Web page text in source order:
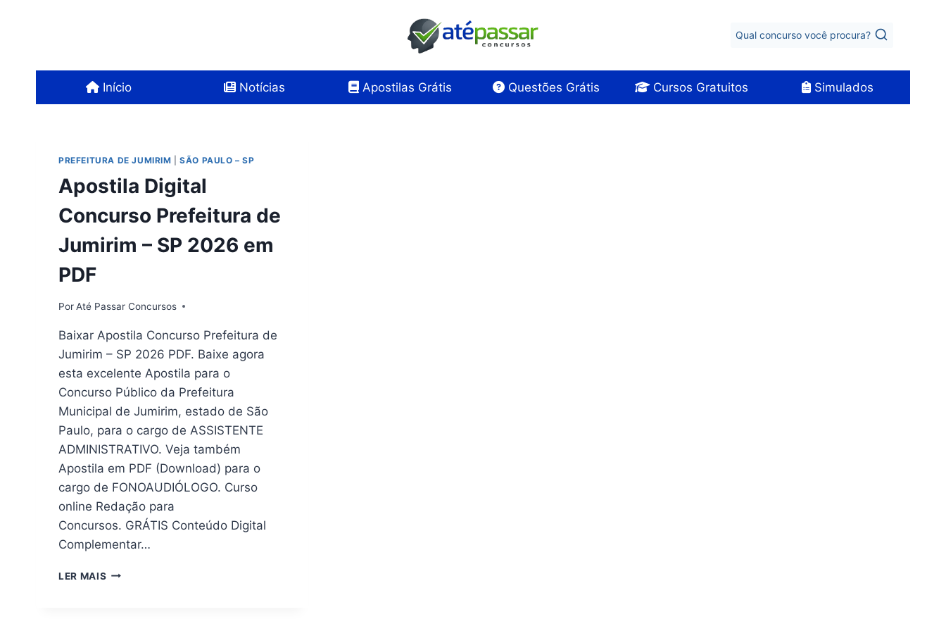
Qual concurso você procura?
Início Notícias Apostilas Grátis Questões Grátis Cursos Gratuitos Simulados
PREFEITURA DE JUMIRIM |SÃO PAULO – SP
Apostila Digital
Concurso Prefeitura de
Jumirim – SP 2026 em
PDF
PorAté Passar Concursos
Baixar Apostila Concurso Prefeitura de
Jumirim – SP 2026 PDF. Baixe agora
esta excelente Apostila para o
Concurso Público da Prefeitura
Municipal de Jumirim, estado de São
Paulo, para o cargo de ASSISTENTE
ADMINISTRATIVO. Veja também
Apostila em PDF (Download) para o
cargo de FONOAUDIÓLOGO. Curso
online Redação para
Concursos. GRÁTIS Conteúdo Digital
Complementar…
LER MAIS APOSTILA